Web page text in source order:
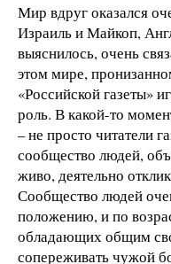
Мир вдруг оказался
Израиль и Майкоп,
выяснилось, очень
этом мире,
«Российской газеты»
роль. В какой-то
– не просто читатели
сообщество людей,
живо, деятельно
Сообщество людей
положению, и по
обладающих общим
сопереживать чужой